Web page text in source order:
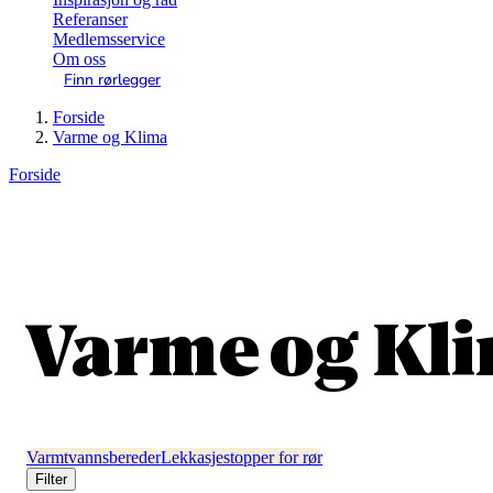
Referanser
Medlemsservice
Om oss
Finn rørlegger
Forside
Varme og Klima
Forside
Varme og
VarmtvannsberederLekkasjestopper for rør
Filter